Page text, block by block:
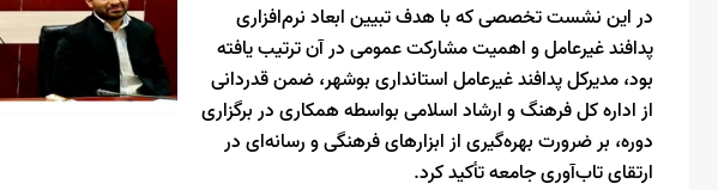
در این نشست تخصصی که با هدف تبیین ابعاد نرم‌افزاری
پدافند غیرعامل و اهمیت مشارکت عمومی در آن ترتیب یافته
بود، مدیرکل پدافند غیرعامل استانداری بوشهر، ضمن قدردانی
از اداره کل فرهنگ و ارشاد اسلامی بواسطه همکاری در برگزاری
دوره، بر ضرورت بهره‌گیری از ابزارهای فرهنگی و رسانه‌ای در
ارتقای تاب‌آوری جامعه تأکید کرد.